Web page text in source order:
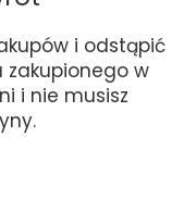
i odstąpić
w
i nie musisz